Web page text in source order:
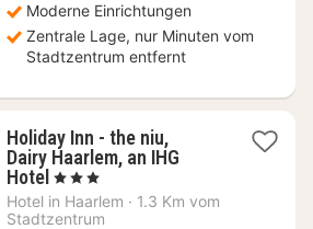
Moderne Einrichtungen
Zentrale Lage, nur Minuten vom
Stadtzentrum entfernt
Holiday Inn - the niu,
Dairy Haarlem, an IHG
Hotel 1
Nacht
ab
, 3 Sterne
Hotel in Haarlem · 1.3 Km vom
Stadtzentrum